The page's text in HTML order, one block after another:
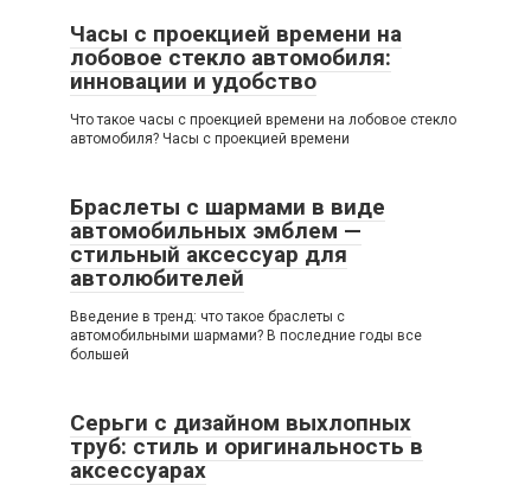
Часы с проекцией времени на
лобовое стекло автомобиля:
инновации и удобство
Что такое часы с проекцией времени на лобовое стекло
автомобиля? Часы с проекцией времени
Браслеты с шармами в виде
автомобильных эмблем —
стильный аксессуар для
автолюбителей
Введение в тренд: что такое браслеты с
автомобильными шармами? В последние годы все
большей
Серьги с дизайном выхлопных
труб: стиль и оригинальность в
аксессуарах